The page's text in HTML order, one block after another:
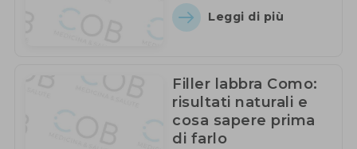
Leggi di più
Filler labbra Como:
risultati naturali e
cosa sapere prima
di farlo